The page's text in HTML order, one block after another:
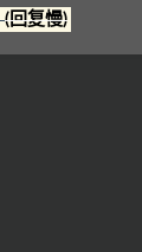
语分级读物
(回复慢)